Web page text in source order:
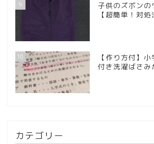
9
子供のズボンの
【超簡単！対処
10
【作り方付】
付き洗濯ばさ
カテゴリー